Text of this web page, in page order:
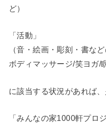
ど）
「活動」
（音・絵画・彫刻・書な
ボディマッサージ/笑ヨガ/
に該当する状況があれば
「みんなの家1000軒プロ